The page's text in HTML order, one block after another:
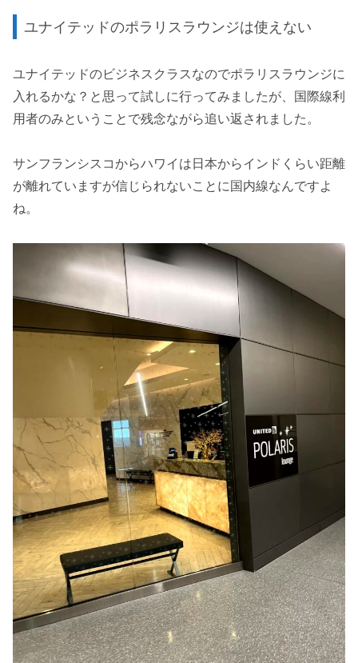
ユナイテッドのポラリスラウンジは使えない
ユナイテッドのビジネスクラスなのでポラリスラウンジに
入れるかな？と思って試しに行ってみましたが、国際線利
用者のみということで残念ながら追い返されました。
サンフランシスコからハワイは日本からインドくらい距離
が離れていますが信じられないことに国内線なんですよ
ね。